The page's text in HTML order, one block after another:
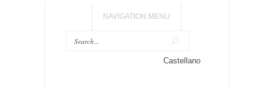
NAVIGATION MENU
Castellano